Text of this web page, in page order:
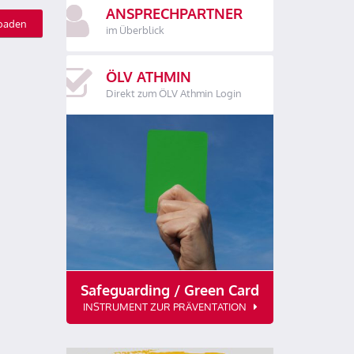
ANSPRECHPARTNER
im Überblick
ÖLV ATHMIN
Direkt zum ÖLV Athmin Login
Safeguarding / Green Card
INSTRUMENT ZUR PRÄVENTATION